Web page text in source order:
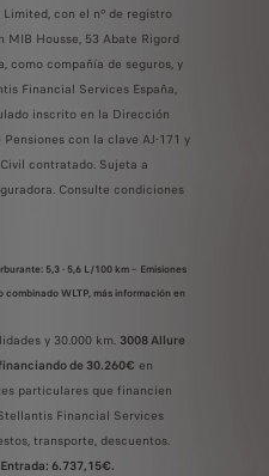
con el nº de registro
MIB Housse, 53 Abate Rigord
como compañía de seguros, y
Financial Services España,
inscrito en la Dirección
con la clave AJ-171 y
contratado. Sujeta a
Consulte condiciones
5,3 - 5,6 L/100 km – Emisiones
WLTP, más información en
y 30.000 km.3008 Allure
de 30.260€ en
particulares que financien
Financial Services
transporte, descuentos.
Entrada: 6.737,15€.